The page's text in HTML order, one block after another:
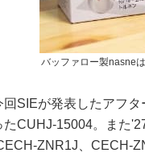
バッファロー製nasne
回SIEが発表したアフ
たCUHJ-15004。また
ZNR1J、CECH-